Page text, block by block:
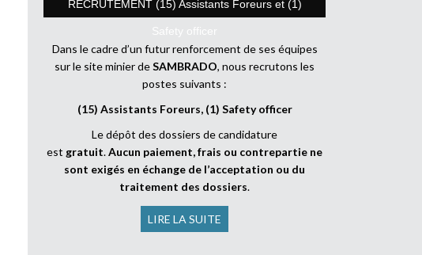
RECRUTEMENT (15) Assistants Foreurs et (1)
Safety officer
Dans le cadre d’un futur renforcement de ses équipes
sur le site minier deSAMBRADO, nous recrutons les
postes suivants :
(15) Assistants Foreurs, (1) Safety officer
Le dépôt des dossiers de candidature
est gratuit.Aucun paiement, frais ou contrepartie ne
sont exigés en échange de l’acceptation ou du
traitement des dossiers.
LIRE LA SUITE